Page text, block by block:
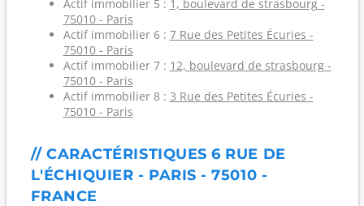
Actif immobilier 5 : 1, boulevard de strasbourg -
75010 - Paris
Actif immobilier 6 : 7 Rue des Petites Écuries -
75010 - Paris
Actif immobilier 7 : 12, boulevard de strasbourg -
75010 - Paris
Actif immobilier 8 : 3 Rue des Petites Écuries -
75010 - Paris
// CARACTÉRISTIQUES 6 RUE DE
L'ÉCHIQUIER - PARIS - 75010 -
FRANCE